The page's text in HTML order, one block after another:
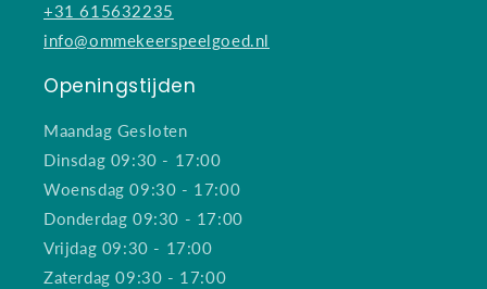
+31 615632235
info@ommekeerspeelgoed.nl
Openingstijden
Maandag Gesloten
Dinsdag 09:30 - 17:00
Woensdag 09:30 - 17:00
Donderdag 09:30 - 17:00
Vrijdag 09:30 - 17:00
Zaterdag 09:30 - 17:00